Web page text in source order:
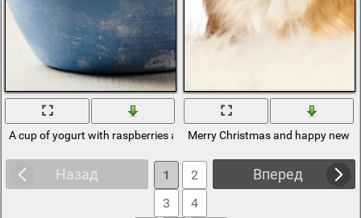
A cup of yogurt with raspberries and blueberries on the table
Merry Christmas and happy new
Назад Вперед
1
2
3
4